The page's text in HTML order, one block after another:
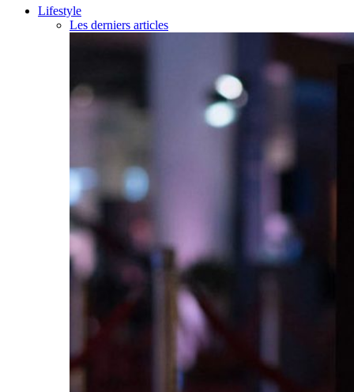
Lifestyle
Les derniers articles